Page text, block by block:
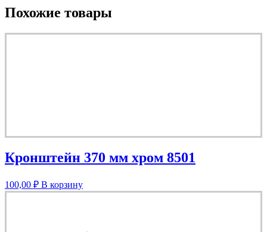
Похожие товары
Кронштейн 370 мм хром 8501
100,00 ₽ В корзину